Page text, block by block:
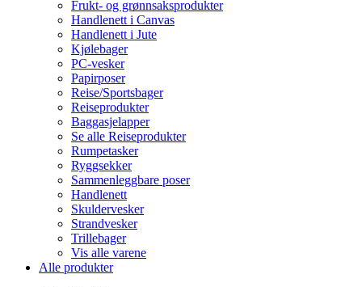
Frukt- og grønnsaksprodukter
Handlenett i Canvas
Handlenett i Jute
Kjølebager
PC-vesker
Papirposer
Reise/Sportsbager
Reiseprodukter
Baggasjelapper
Se alle Reiseprodukter
Rumpetasker
Ryggsekker
Sammenleggbare poser
Handlenett
Skuldervesker
Strandvesker
Trillebager
Vis alle varene
Alle produkter